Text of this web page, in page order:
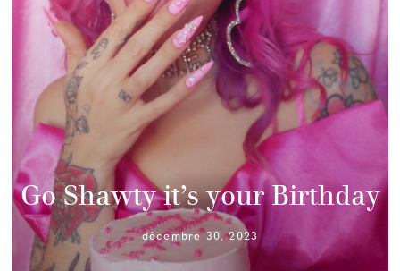
Go Shawty it’s your Birthday
décembre 30, 2023